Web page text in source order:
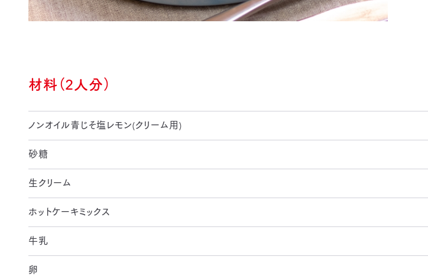
材料（2人分）
ノンオイル青じそ塩レモン(クリーム用)
砂糖
生クリーム
ホットケーキミックス
牛乳
卵